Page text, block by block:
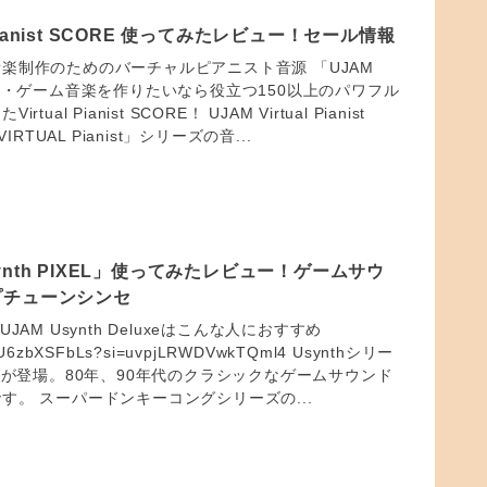
SCORE 使ってみたレビュー！セール情報
制作のためのバーチャルピアニスト音源 「UJAM
ゲーム音楽を作りたいなら役立つ150以上のパワフル
たVirtual Pianist SCORE！ UJAM Virtual Pianist
Pianist」シリーズの音...
PIXEL」使ってみたレビュー！ゲームサウ
ューンシンセ
Usynth Deluxeはこんな人におすすめ
Usynthシリー
登場。80年、90年代のクラシックなゲームサウンド
。 スーパードンキーコングシリーズの...